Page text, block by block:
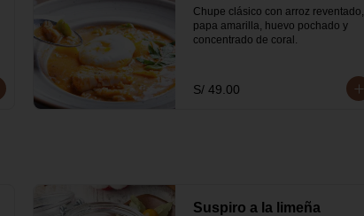
Chupe clásico con arroz reventado,
papa amarilla, huevo pochado y
concentrado de coral.
S/ 49.00
Suspiro a la limeña